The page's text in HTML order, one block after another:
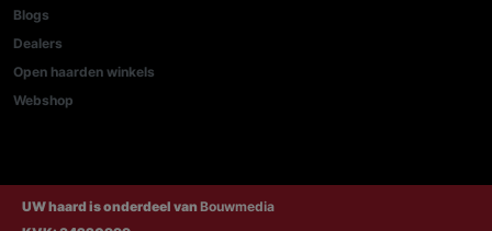
Blogs
Dealers
Open haarden winkels
Webshop
UW haard is onderdeel van Bouwmedia